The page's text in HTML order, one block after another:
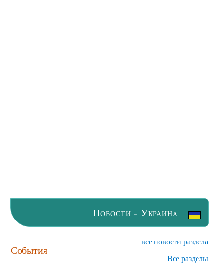
Новости - Украина
События
все новости раздела
Все разделы